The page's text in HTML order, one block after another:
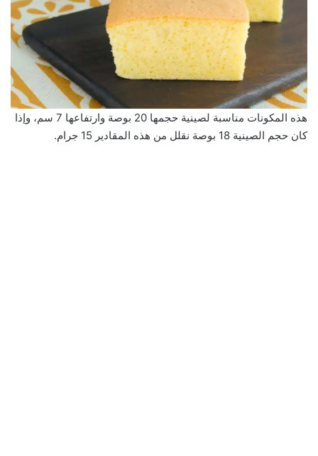
هذه المكونات مناسبة لصينية حجمها 20 بوصة وارتفاعها 7 سم، وإذا
كان حجم الصينية 18 بوصة نقلل من هذه المقادير 15 جرام.